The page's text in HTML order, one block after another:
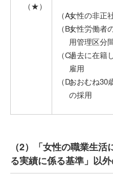
（★）
女性の非正
女性労働者
用管理区分
過去に在籍
雇用
おおむね30
の採用
（2）「女性の職業生
る実績に係る基準」以